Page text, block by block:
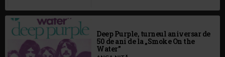
Deep Purple, turneul aniversar de
50 de ani de la „Smoke On the
Water”